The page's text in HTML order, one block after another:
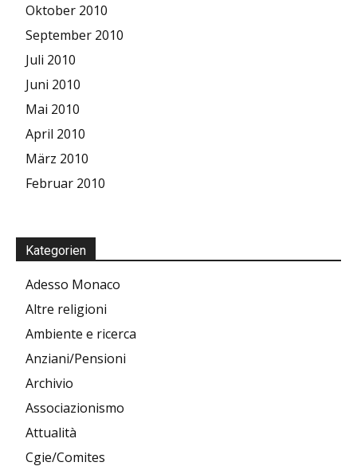
Oktober 2010
September 2010
Juli 2010
Juni 2010
Mai 2010
April 2010
März 2010
Februar 2010
Kategorien
Adesso Monaco
Altre religioni
Ambiente e ricerca
Anziani/Pensioni
Archivio
Associazionismo
Attualità
Cgie/Comites